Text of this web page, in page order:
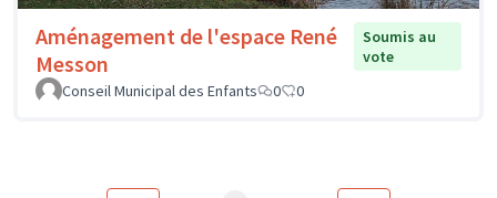
Aménagement de l'espace René
Messon
Soumis au
vote
Conseil Municipal des Enfants
0 0